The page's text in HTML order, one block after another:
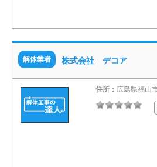
解体業者 株式会社 デコア
住所： 広島県福山